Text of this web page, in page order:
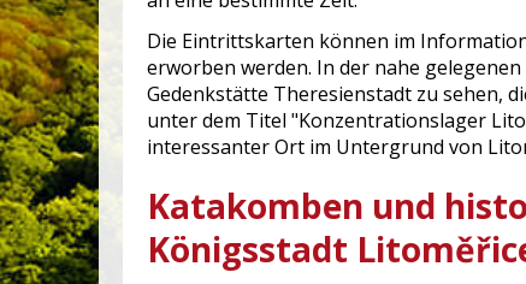
Die Eintrittskarten können im
erworben werden. In der nahe
Gedenkstätte Theresienstadt zu sehen,
unter dem Titel "Konzentrationslager
interessanter Ort im Untergrund von
Katakomben und
Königsstadt